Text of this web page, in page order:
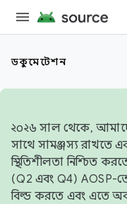
ডকুমেন্টেশন
২০২৬ সাল থেকে,
সাথে সামঞ্জস্য রাখতে
স্থিতিশীলতা নিশ্চিত
(Q2 এবং Q4) AOSP-
বিল্ড করতে এবং এতে